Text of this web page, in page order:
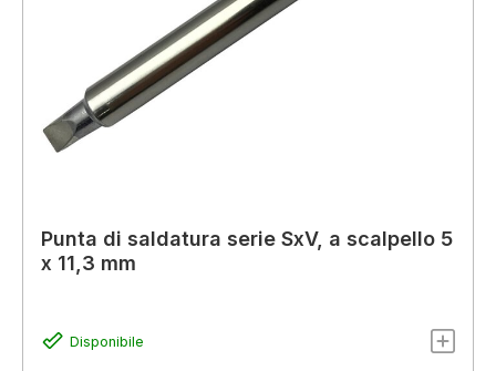
Punta di saldatura serie SxV, a scalpello 5
x 11,3 mm
Disponibile